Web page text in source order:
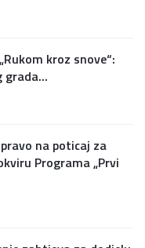
kroz snove“:
grada...
na poticaj za
Programa „Prvi